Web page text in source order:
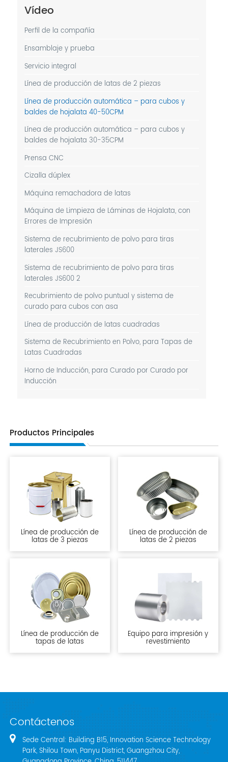
Vídeo
Perfil de la compañía
Ensamblaje y prueba
Servicio integral
Línea de producción de latas de 2 piezas
Línea de producción automática – para cubos y
baldes de hojalata 40-50CPM
Línea de producción automática – para cubos y
baldes de hojalata 30-35CPM
Prensa CNC
Cizalla dúplex
Máquina remachadora de latas
Máquina de Limpieza de Láminas de Hojalata, con
Errores de Impresión
Sistema de recubrimiento de polvo para tiras
laterales JS600
Sistema de recubrimiento de polvo para tiras
laterales JS600 2
Recubrimiento de polvo puntual y sistema de
curado para cubos con asa
Línea de producción de latas cuadradas
Sistema de Recubrimiento en Polvo, para Tapas de
Latas Cuadradas
Horno de Inducción, para Curado por Curado por
Inducción
Productos Principales
Línea de producción de
latas de 3 piezas
Línea de producción de
latas de 2 piezas
Línea de producción de
tapas de latas
Equipo para impresión y
revestimiento
Contáctenos
Sede Central: Building B15, Innovation Science Technology
Park, Shilou Town, Panyu District, Guangzhou City,